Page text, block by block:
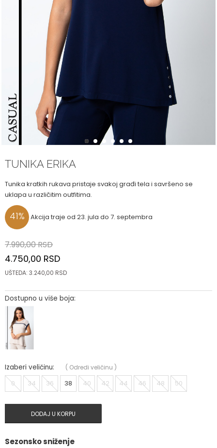
1 2 4 5 6
TUNIKA ERIKA
Tunika kratkih rukava pristaje svakoj građi tela i savršeno se
uklapa u različitim outfitima.
41% Akcija traje od 23. jula do 7. septembra
7.990,00RSD
4.750,00 RSD
UŠTEDA: 3.240,00 RSD
Dostupno u više boja:
Izaberi veličinu: ( Odredi veličinu )
0 34 36 38 40 42 44 46 48 50
DODAJ U KORPU
Sezonsko sniženje